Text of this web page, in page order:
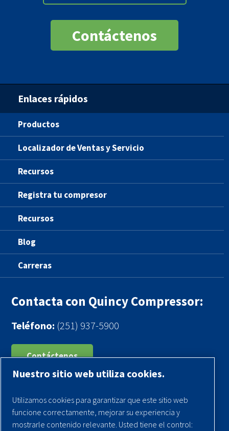
Contáctenos
Enlaces rápidos
Productos
Localizador de Ventas y Servicio
Recursos
Registra tu compresor
Recursos
Blog
Carreras
Contacta con Quincy Compressor:
Teléfono: (251) 937-5900
Contáctenos
Aviso legal
Garantías
Nuestro sitio web utiliza cookies.
Utilizamos cookies para garantizar que este sitio web
funcione correctamente, mejorar su experiencia y
mostrarle contenido relevante. Usted tiene el control: